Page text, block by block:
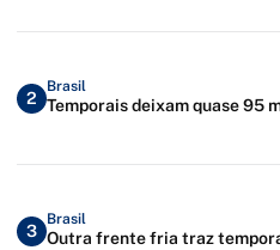
2
Brasil
Temporais deixam quase 95
3
Brasil
Outra frente fria traz